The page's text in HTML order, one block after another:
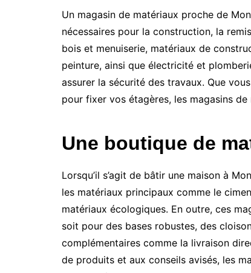
Un magasin de matériaux proche de
nécessaires pour la construction, la
bois et menuiserie, matériaux de
peinture, ainsi que électricité et
assurer la sécurité des travaux. Que
pour fixer vos étagères, les magasins
Une boutique de
Lorsqu’il s’agit de bâtir une maison à
les matériaux principaux comme le
matériaux écologiques. En outre, ces
soit pour des bases robustes, des
complémentaires comme la livraison
de produits et aux conseils avisés, les